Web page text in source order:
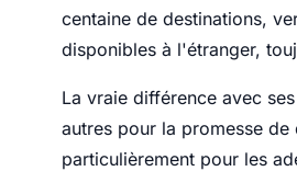
centaine de destinations,
disponibles à l'étranger,
La vraie différence avec
autres pour la promesse
particulièrement pour les